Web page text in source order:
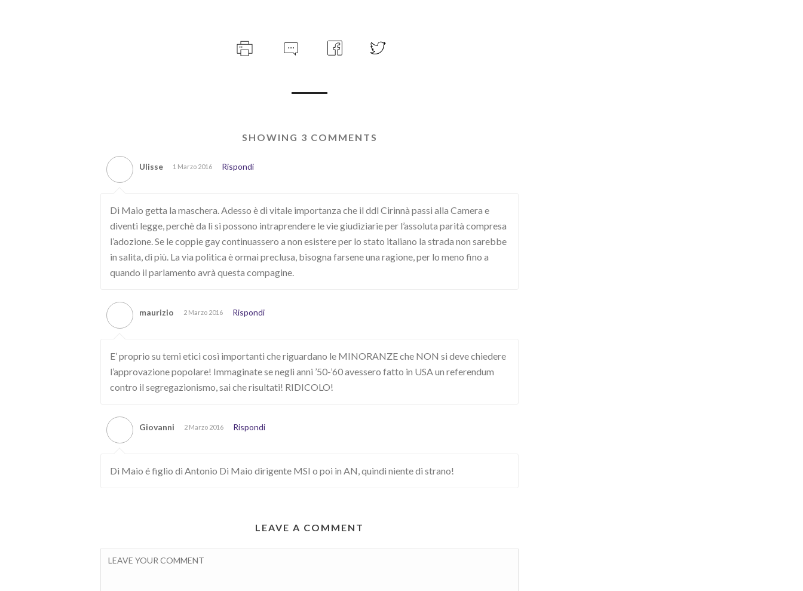
SHOWING 3 COMMENTS
Ulisse 1 Marzo 2016 Rispondi
Di Maio getta la maschera. Adesso è di vitale importanza che il ddl Cirinnà passi alla Camera e
diventi legge, perchè da lì si possono intraprendere le vie giudiziarie per l’assoluta parità compresa
l’adozione. Se le coppie gay continuassero a non esistere per lo stato italiano la strada non sarebbe
in salita, di più. La via politica è ormai preclusa, bisogna farsene una ragione, per lo meno fino a
quando il parlamento avrà questa compagine.
maurizio 2 Marzo 2016 Rispondi
E’ proprio su temi etici così importanti che riguardano le MINORANZE che NON si deve chiedere
l’approvazione popolare! Immaginate se negli anni ’50-’60 avessero fatto in USA un referendum
contro il segregazionismo, sai che risultati! RIDICOLO!
Giovanni 2 Marzo 2016 Rispondi
Di Maio é figlio di Antonio Di Maio dirigente MSI o poi in AN, quindi niente di strano!
LEAVE A COMMENT